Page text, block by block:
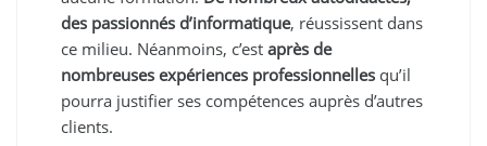
des passionnés d’informatique, réussissent dans
ce milieu. Néanmoins, c’est après de
nombreuses expériences professionnelles qu’il
pourra justifier ses compétences auprès d’autres
clients.